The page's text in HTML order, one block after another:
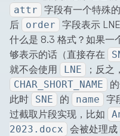
attr 字段有一个特殊的
后
order
字段表示
什么是 8.3 格式？如果一
够表示的话（直接存在
就不会使用
LNE ；反之
CHAR_SHORT_NAME
此时
SNE 的 name
字
过截取片段实现，比如
2023.docx
会被处理成